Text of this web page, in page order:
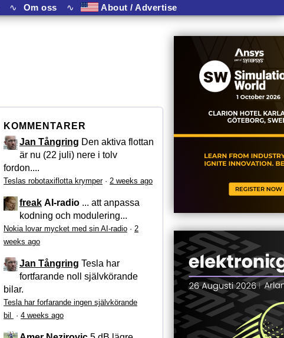
∿ Om oss ∿ About / Advertise
KOMMENTARER
Jan Tångring Den aktiva flottan
är nu (22 juli) nere i tolv
fordon....
Teslas robotaxiflotta krymper· 2 weeks ago
freak AI-radio ... att anpassa
kodning och modulering...
Nokia lovar mycket med sin AI-radio · 2
weeks ago
Jan Tångring Tesla har
fortfarande noll självkörande
bilar.
Tesla har forfarande ingen självkörande
bil
· 4 weeks ago